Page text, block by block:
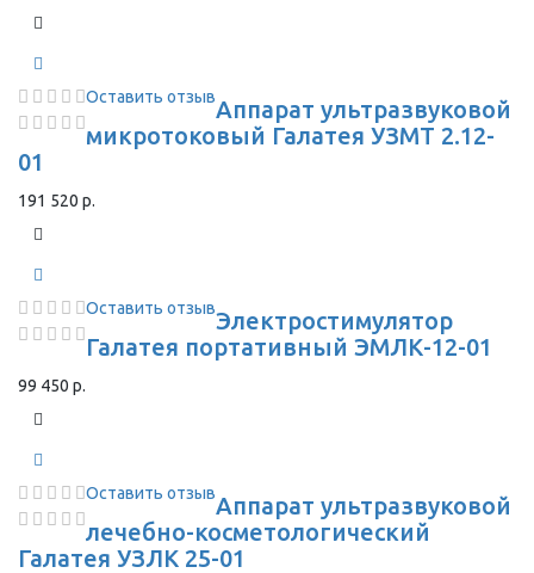
Оставить отзывАппарат ультразвуковой
микротоковый Галатея УЗМТ 2.12-
01
191 520 р.
Оставить отзывЭлектростимулятор
Галатея портативный ЭМЛК-12-01
99 450 р.
Оставить отзывАппарат ультразвуковой
лечебно-косметологический
Галатея УЗЛК 25-01